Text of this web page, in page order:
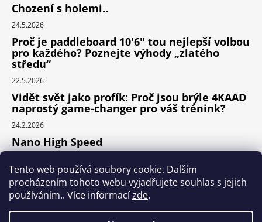
Tento web používá soubory cookie. Dalším
procházením tohoto webu vyjadřujete souhlas s jejich
používáním.. Více informacízde.
Chození s holemi..
24.5.2026
Proč je paddleboard 10'6" tou nejlepší volbou
pro každého? Poznejte výhody „zlatého
středu“
22.5.2026
Vidět svět jako profík: Proč jsou brýle 4KAAD
naprostý game-changer pro váš trénink?
24.2.2026
Nano High Speed
Nejlepší cyklodoplňky v porovnání cena /
výkon